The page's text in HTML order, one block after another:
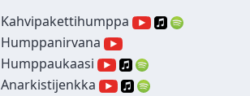
Kahvipakettihumppa
Humppanirvana
Humppaukaasi
Anarkistijenkka